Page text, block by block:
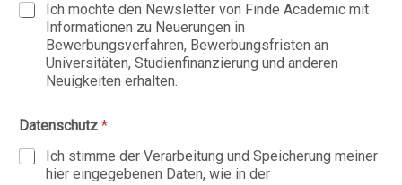
Ich möchte den Newsletter von Finde Academic mit
Informationen zu Neuerungen in
Bewerbungsverfahren, Bewerbungsfristen an
Universitäten, Studienfinanzierung und anderen
Neuigkeiten erhalten.
Datenschutz *
Ich stimme der Verarbeitung und Speicherung meiner
hier eingegebenen Daten, wie in der